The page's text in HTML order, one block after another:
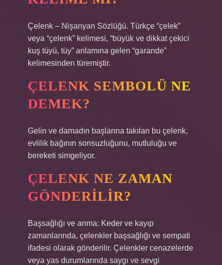
Çelenk – Nişanyan Sözlüğü. Türkçe “çelek”
veya “çelenk” kelimesi, “büyük ve dikkat çekici
kuş tüyü, tüy” anlamına gelen “garande”
kelimesinden türemiştir.
ÇELENK SEMBOLÜ NE
DEMEK?
Gelin ve damadın başlarına takılan bu çelenk,
evlilik bağının sonsuzluğunu, mutluluğu ve
bereketi simgeliyor.
ÇELENK NE ZAMAN
GÖNDERILIR?
Başsağlığı ve anma: Keder ve kayıp
zamanlarında, çelenkler başsağlığı ve sempati
ifadesi olarak gönderilir. Çelenkler cenazelerde
veya yas durumlarında saygı ve sevgi